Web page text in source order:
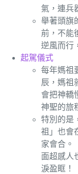
氣，連兵
舉著頭旗
前，不能
逆風而行
起駕儀式
每年媽祖
辰，媽祖
會把神轎
神聖的旅
特別的是
祖」也會
家會合。
面超感人
淚盈眶！